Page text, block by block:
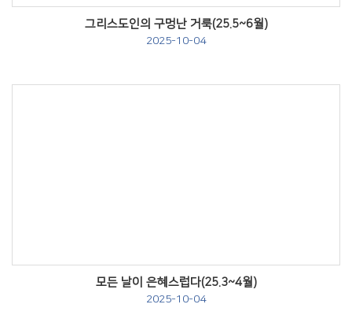
그리스도인의 구멍난 거룩(25.5~6월)
2025-10-04
모든 날이 은혜스럽다(25.3~4월)
2025-10-04